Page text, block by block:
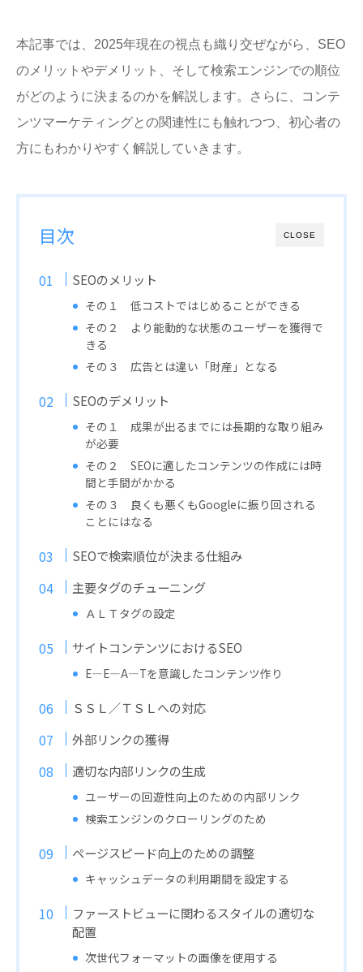
本記事では、2025年現在の視点も織り交ぜながら、SEO
のメリットやデメリット、そして検索エンジンでの順位
がどのように決まるのかを解説します。さらに、コンテ
ンツマーケティングとの関連性にも触れつつ、初心者の
方にもわかりやすく解説していきます。
CLOSE
目次
SEOのメリット
その１ 低コストではじめることができる
その２ より能動的な状態のユーザーを獲得で
きる
その３ 広告とは違い「財産」となる
SEOのデメリット
その１ 成果が出るまでには長期的な取り組み
が必要
その２ SEOに適したコンテンツの作成には時
間と手間がかかる
その３ 良くも悪くもGoogleに振り回される
ことにはなる
SEOで検索順位が決まる仕組み
主要タグのチューニング
ＡＬＴタグの設定
サイトコンテンツにおけるSEO
E―E―A―Tを意識したコンテンツ作り
ＳＳＬ／ＴＳＬへの対応
外部リンクの獲得
適切な内部リンクの生成
ユーザーの回遊性向上のための内部リンク
検索エンジンのクローリングのため
ページスピード向上のための調整
キャッシュデータの利用期間を設定する
ファーストビューに関わるスタイルの適切な
配置
次世代フォーマットの画像を使用する